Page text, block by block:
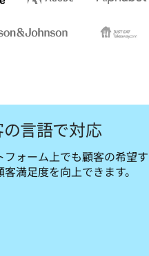
言語で対応
フォーム上でも顧客の希望
満足度を向上できます。